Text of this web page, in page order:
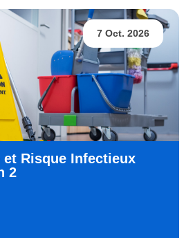
7 Oct. 2026
et Risque Infectieux
2